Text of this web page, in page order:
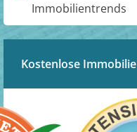
Immobilientrends
Kostenlose